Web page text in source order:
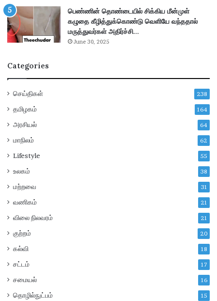
ளி
யா
ன
a
!
பெண்ணின் தொண்டையில் சிக்கிய மீன்முள்
கழுதை கீழித்துக்கொண்டு வெளியே வந்ததால்
மருத்துவர்கள் அதிர்ச்சி…
June 30, 2025
Categories
செய்திகள் 238
தமிழகம் 164
அரசியல் 64
மாநிலம் 62
Lifestyle 55
உலகம் 38
மற்றவை 31
வணிகம் 21
விலை நிலவரம் 21
குற்றம் 20
கல்வி 18
சட்டம் 17
சமையல் 16
தொழில்நுட்பம் 15